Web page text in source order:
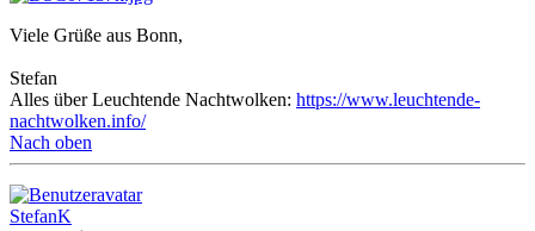
Viele Grüße aus Bonn,
Stefan
Alles über Leuchtende Nachtwolken: https://www.leuchtende-
nachtwolken.info/
Nach oben
StefanK